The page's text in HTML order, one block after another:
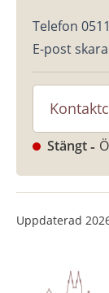
Telefon
E-post
Stängt
Uppdaterad